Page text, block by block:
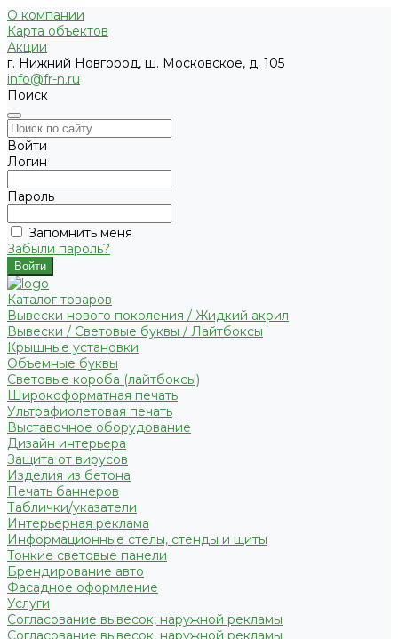
О компании
Карта объектов
Акции
г. Нижний Новгород, ш. Московское, д. 105
info@fr-n.ru
Поиск
Войти
Логин
Пароль
Запомнить меня
Забыли пароль?
Каталог товаров
Вывески нового поколения / Жидкий акрил
Вывески / Световые буквы / Лайтбоксы
Крышные установки
Объемные буквы
Световые короба (лайтбоксы)
Широкоформатная печать
Ультрафиолетовая печать
Выставочное оборудование
Дизайн интерьера
Защита от вирусов
Изделия из бетона
Печать баннеров
Таблички/указатели
Интерьерная реклама
Информационные стелы, стенды и щиты
Тонкие световые панели
Брендирование авто
Фасадное оформление
Услуги
Согласование вывесок, наружной рекламы
Согласование вывесок, наружной рекламы